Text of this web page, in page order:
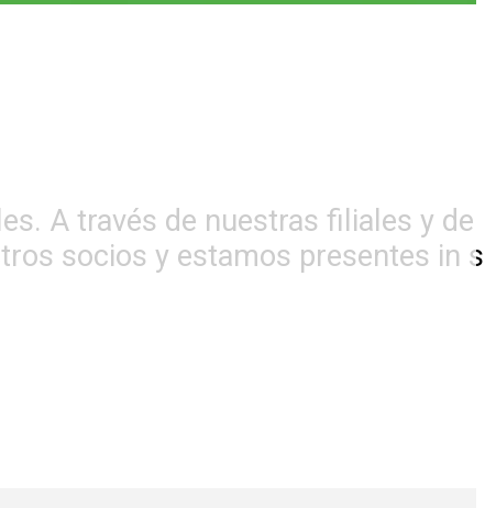
A través de nuestras filiales y de
socios y estamos presentes in